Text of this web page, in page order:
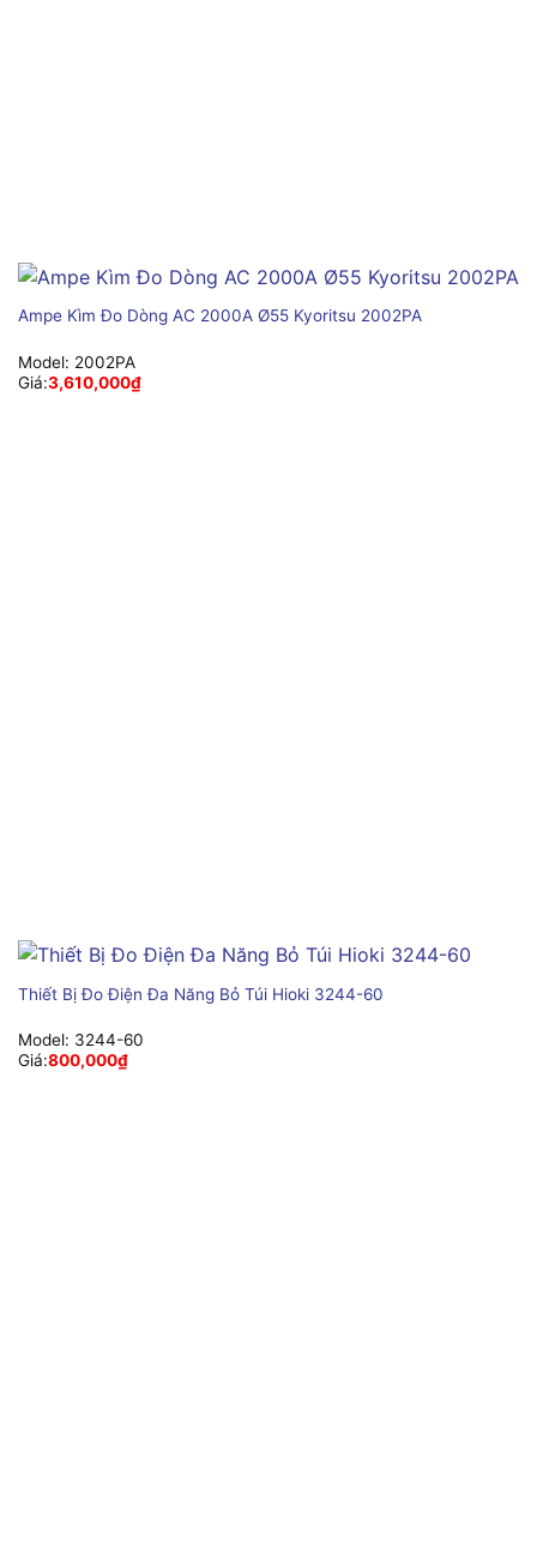
Ampe Kìm Đo Dòng AC 2000A Ø55 Kyoritsu 2002PA
Model: 2002PA
Giá:3,610,000₫
Thiết Bị Đo Điện Đa Năng Bỏ Túi Hioki 3244-60
Model: 3244-60
Giá:800,000₫